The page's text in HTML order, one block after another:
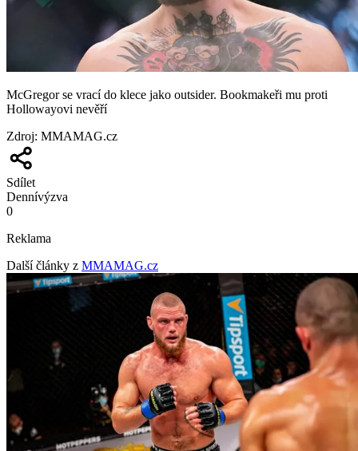
McGregor se vrací do klece jako outsider. Bookmakeři mu proti
Hollowayovi nevěří
Zdroj: MMAMAG.cz
Sdílet
Dennívýzva
0
Reklama
Další články z MMAMAG.cz